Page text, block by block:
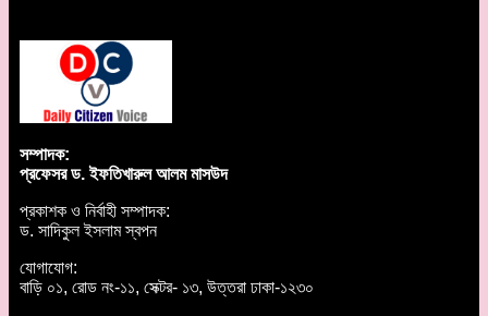
সম্পাদক:
প্রফেসর ড. ইফতিখারুল আলম মাসউদ
প্রকাশক ও নির্বাহী সম্পাদক:
ড. সাদিকুল ইসলাম স্বপন
যোগাযোগ:
বাড়ি ০১, রোড নং-১১, সেক্টর- ১৩, উত্তরা ঢাকা-১২৩০